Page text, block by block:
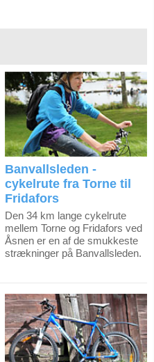
Banvallsleden -
cykelrute fra Torne til
Fridafors
Den 34 km lange cykelrute
mellem Torne og Fridafors ved
Åsnen er en af de smukkeste
strækninger på Banvallsleden.